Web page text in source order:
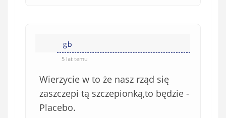
gb
5 lat temu
Wierzycie w to że nasz rząd się
zaszczepi tą szczepionką,to będzie -
Placebo.